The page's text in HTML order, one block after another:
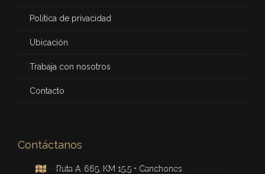
Política de privacidad
Ubicación
Trabaja con nosotros
Contacto
Contáctanos
Ruta A-665, KM 15,5 • Canchones